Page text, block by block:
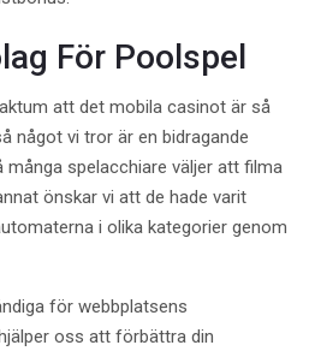
För Poolspel
att det mobila casinot är så
något vi tror är en bidragande
spelacchiare väljer att filma
önskar vi att de hade varit
i olika kategorier genom
för webbplatsens
oss att förbättra din